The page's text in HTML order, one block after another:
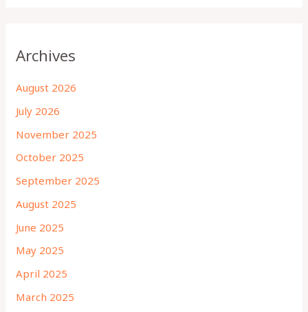
Archives
August 2026
July 2026
November 2025
October 2025
September 2025
August 2025
June 2025
May 2025
April 2025
March 2025